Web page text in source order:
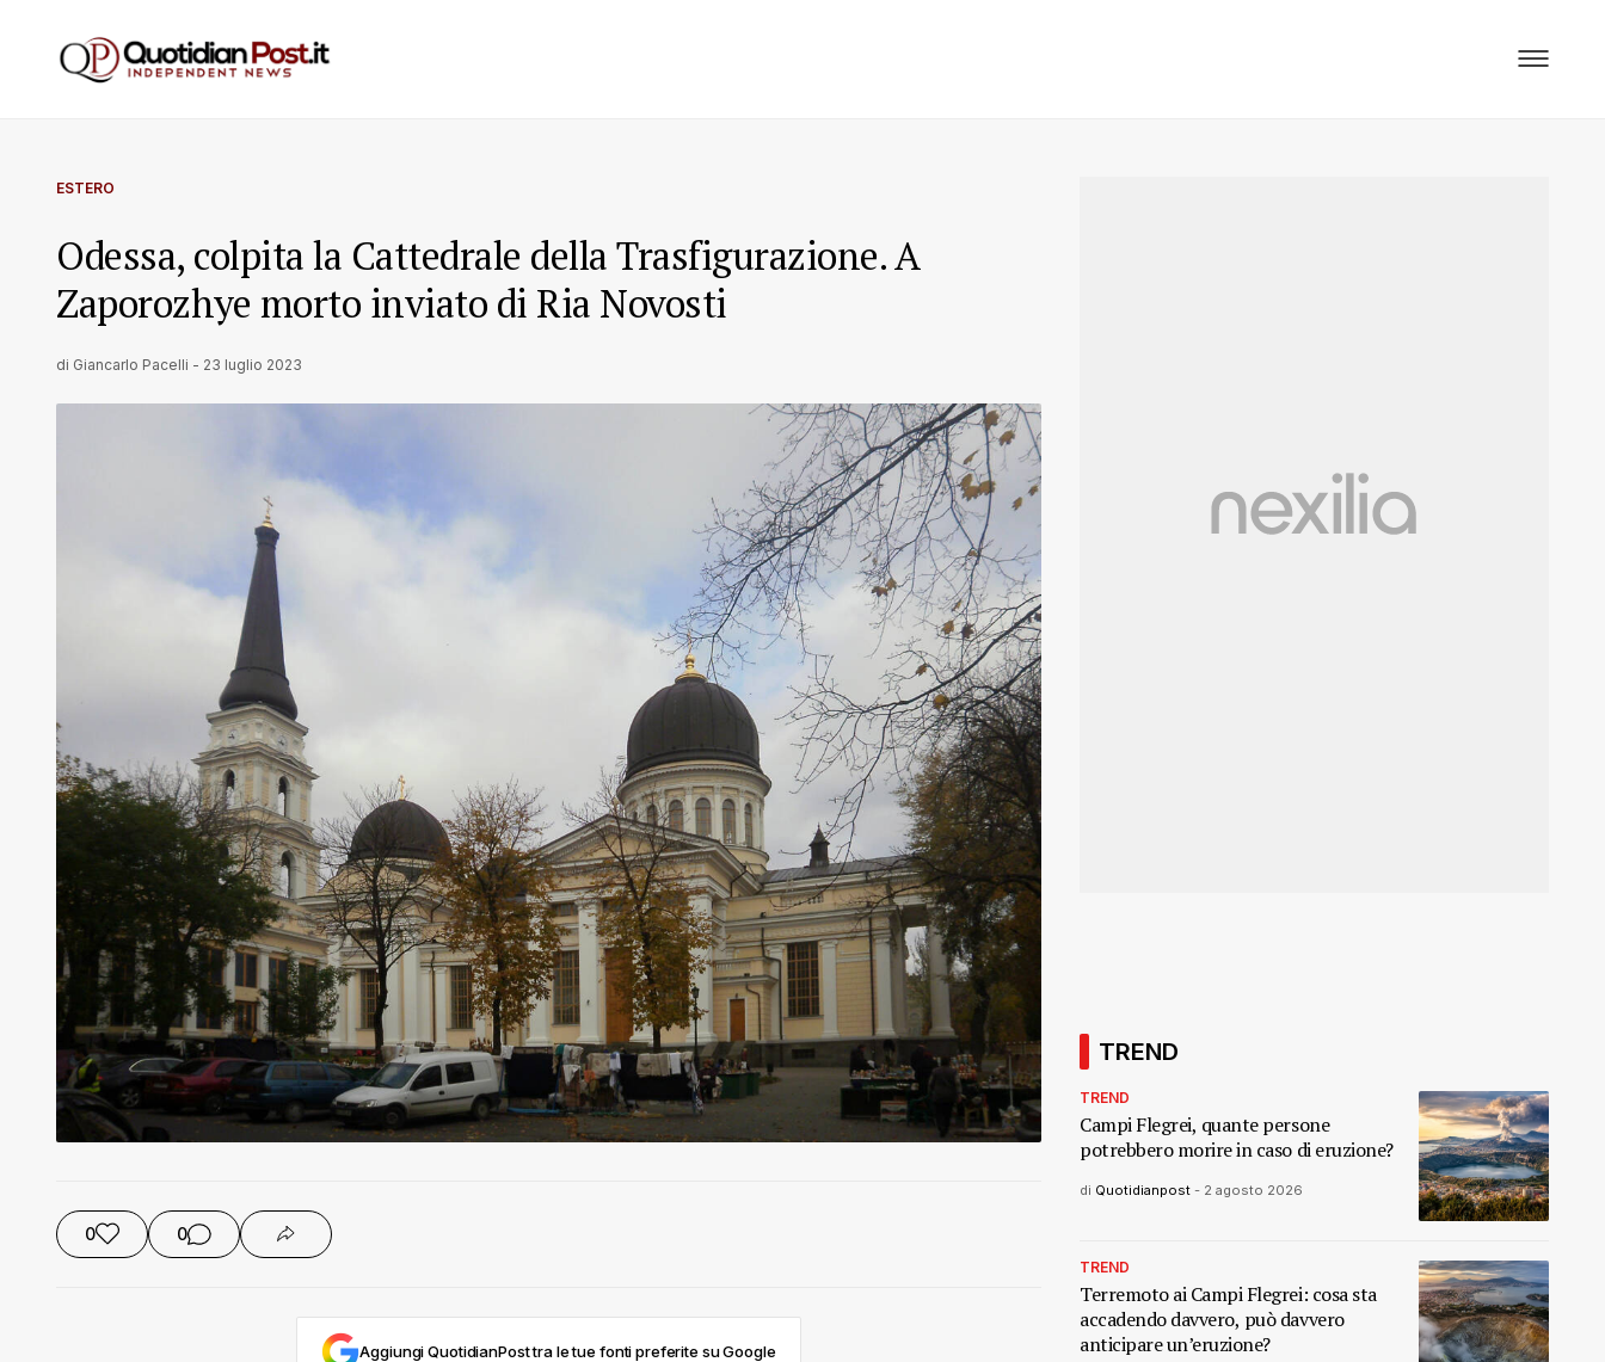
ESTERO
Odessa, colpita la Cattedrale della Trasfigurazione. A
Zaporozhye morto inviato di Ria Novosti
di Giancarlo Pacelli - 23 luglio 2023
0 0
Aggiungi QuotidianPost tra le tue fonti preferite su Google
TREND
TREND
Campi Flegrei, quante persone
potrebbero morire in caso di eruzione?
di Quotidianpost - 2 agosto 2026
TREND
Terremoto ai Campi Flegrei: cosa sta
accadendo davvero, può davvero
anticipare un’eruzione?